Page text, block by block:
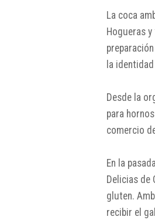
La coca
Hogueras
la
Desde la
para
comercio
En la
Delicias de
gluten.
recibir el